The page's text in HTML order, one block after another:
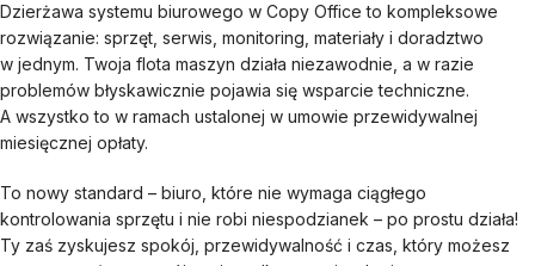
Dzierżawa systemu biurowego w Copy Office to kompleksowe
rozwiązanie: sprzęt, serwis, monitoring, materiały i doradztwo
w jednym. Twoja flota maszyn działa niezawodnie, a w razie
problemów błyskawicznie pojawia się wsparcie techniczne.
A wszystko to w ramach ustalonej w umowie przewidywalnej
miesięcznej opłaty.
To nowy standard – biuro, które nie wymaga ciągłego
kontrolowania sprzętu i nie robi niespodzianek – po prostu działa!
Ty zaś zyskujesz spokój, przewidywalność i czas, który możesz